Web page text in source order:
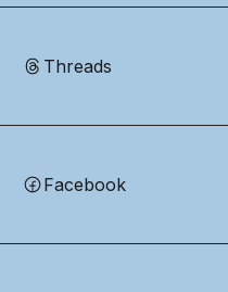
Threads
Facebook